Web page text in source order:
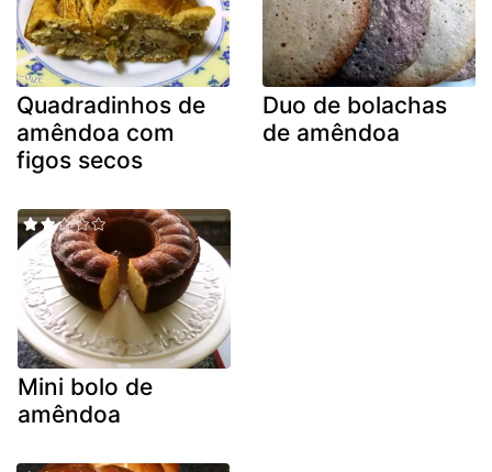
Quadradinhos de
amêndoa com
figos secos
Duo de bolachas
de amêndoa
Mini bolo de
amêndoa